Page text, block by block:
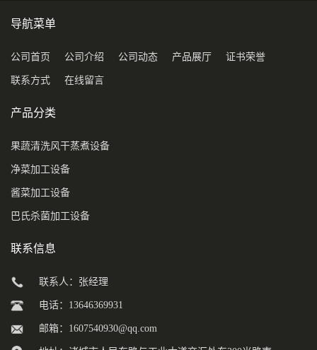
导航菜单
公司首页 公司介绍 公司动态 产品展厅 证书荣誉
联系方式 在线留言
产品分类
果蔬清洗风干蒸煮设备
净菜加工设备
酱菜加工设备
巴氏杀菌加工设备
联系信息
联系人：张经理
电话：13646369931
邮箱： 1607540930@qq.com